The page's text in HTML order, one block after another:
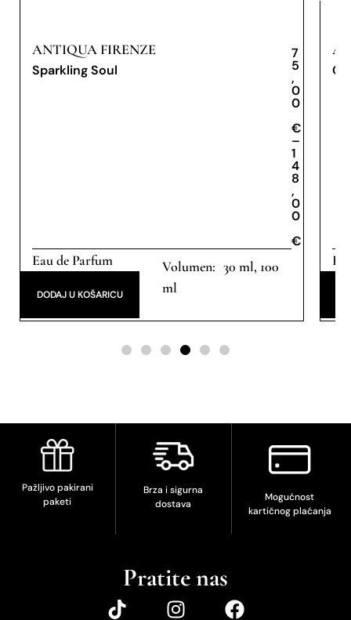
ANTIQUA FIRENZE
Sparkling Soul
7
5
,
0
0
€
–
1
4
8
,
0
0
€
Eau de Parfum
30 ml, 100
ml
DODAJ U KOŠARICU
Pažljivo pakirani
paketi
Brza i sigurna
dostava
Mogućnost
kartičnog plaćanja
Pratite nas